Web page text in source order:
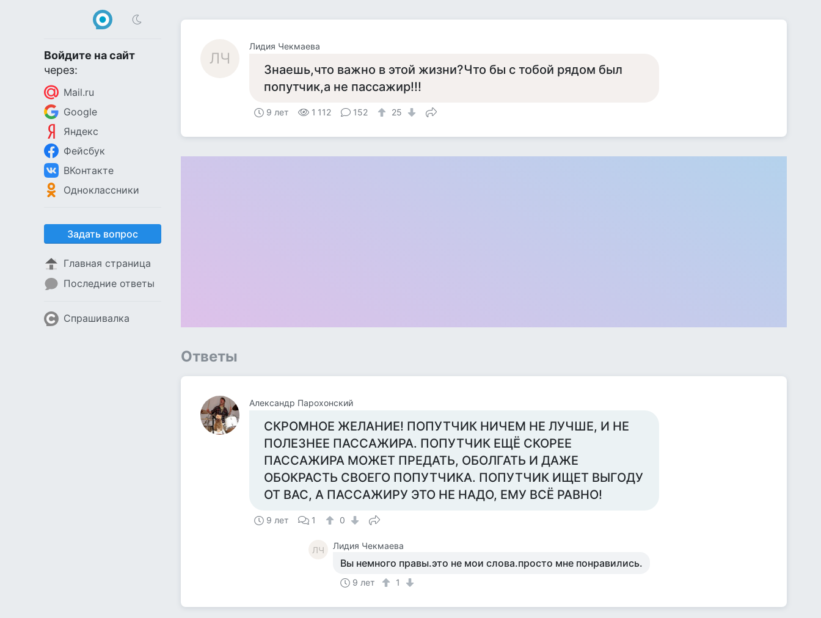
Войдите на сайт
через:
Mail.ru
Google
Яндекс
Фейсбук
ВКонтакте
Одноклассники
Задать вопрос
Главная страница
Последние ответы
Спрашивалка
ЛЧ
Лидия Чекмаева
Знаешь,что важно в этой жизни?Что бы с тобой рядом был
попутчик,а не пассажир!!!
9 лет 1 112 152 25
Ответы
Александр Парохонский
СКРОМНОЕ ЖЕЛАНИЕ! ПОПУТЧИК НИЧЕМ НЕ ЛУЧШЕ, И НЕ
ПОЛЕЗНЕЕ ПАССАЖИРА. ПОПУТЧИК ЕЩЁ СКОРЕЕ
ПАССАЖИРА МОЖЕТ ПРЕДАТЬ, ОБОЛГАТЬ И ДАЖЕ
ОБОКРАСТЬ СВОЕГО ПОПУТЧИКА. ПОПУТЧИК ИЩЕТ ВЫГОДУ
ОТ ВАС, А ПАССАЖИРУ ЭТО НЕ НАДО, ЕМУ ВСЁ РАВНО!
9 лет 1 0
ЛЧ Лидия Чекмаева
Вы немного правы.это не мои слова.просто мне понравились.
9 лет 1